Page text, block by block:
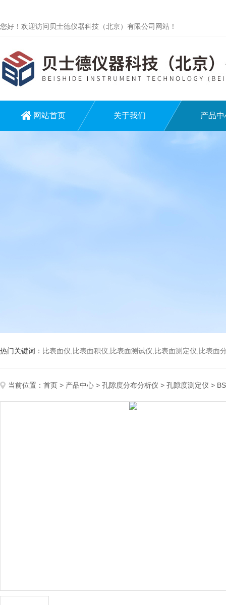
您好！欢迎访问贝士德仪器科技（北京）有限公司网站！
网站首页 关于我们 产品中
热门关键词： 比表面仪,比表面积仪,比表面测试仪,比表面测定仪,比表面分析仪,比表
当前位置： 首页 > 产品中心 > 孔隙度分布分析仪 > 孔隙度测定仪 >